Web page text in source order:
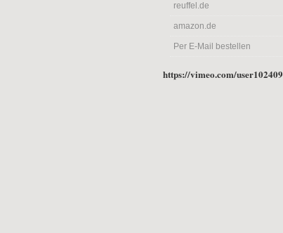
reuffel.de
amazon.de
Per E-Mail bestellen
https://vimeo.com/